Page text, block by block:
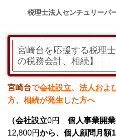
税理士法人センチュリーパ
宮崎台を応援する税理
の税務会計、相続】
宮崎台で会社設立、法人およ
方、相続が発生した方へ
（会社設立0円 個人事業開
12,800円から、個人顧問月額